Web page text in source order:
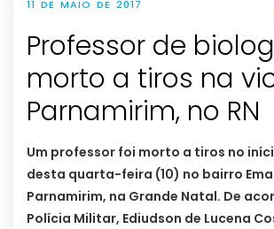
11 DE MAIO DE 2017
Professor de
morto a tiros na
Parnamirim, no RN
Um professor foi morto a tiros no
desta quarta-feira (10) no bairro
Parnamirim, na Grande Natal. De
Polícia Militar, Ediudson de Lucena